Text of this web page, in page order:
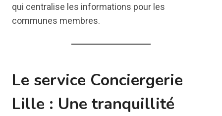
qui centralise les informations pour les
communes membres.
Le service Conciergerie
Lille : Une tranquillité